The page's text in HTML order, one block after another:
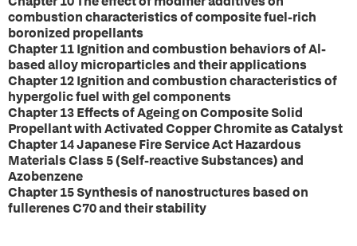
combustion characteristics of composite fuel-rich
boronized propellants
Chapter 11 Ignition and combustion behaviors of Al-
based alloy microparticles and their applications
Chapter 12 Ignition and combustion characteristics of
hypergolic fuel with gel components
Chapter 13 Effects of Ageing on Composite Solid
Propellant with Activated Copper Chromite as Catalyst
Chapter 14 Japanese Fire Service Act Hazardous
Materials Class 5 (Self-reactive Substances) and
Azobenzene
Chapter 15 Synthesis of nanostructures based on
fullerenes C70 and their stability